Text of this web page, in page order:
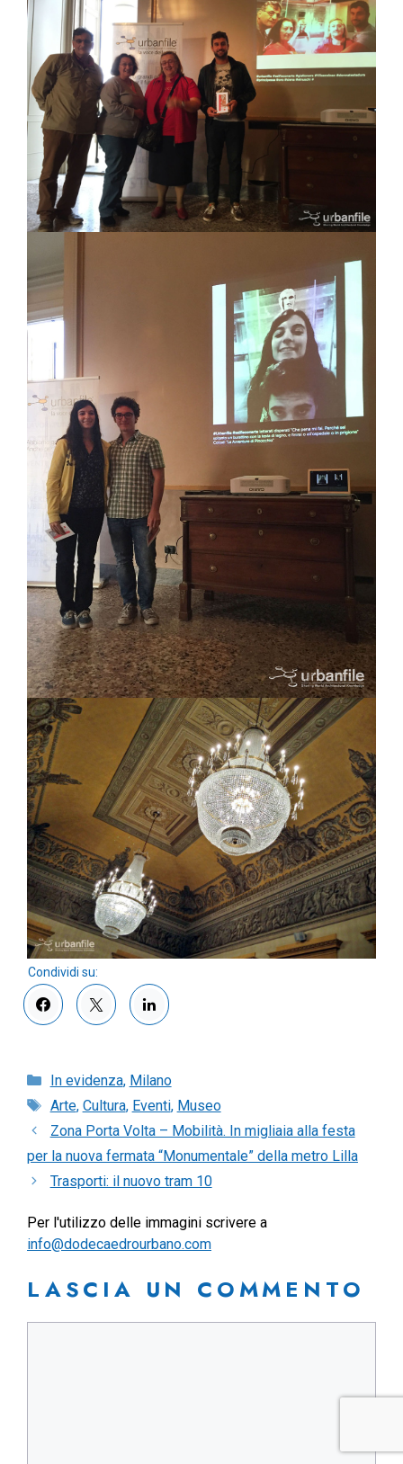
Categorie
In evidenza, Milano
Tag
Arte, Cultura, Eventi, Museo
Zona Porta Volta – Mobilità. In migliaia alla festa
per la nuova fermata “Monumentale” della metro Lilla
Trasporti: il nuovo tram 10
Per l'utilizzo delle immagini scrivere a
info@dodecaedrourbano.com
LASCIA UN COMMENTO